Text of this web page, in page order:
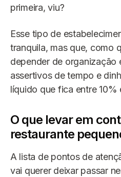
primeira, viu?
Esse tipo de
tranquila, mas que, como
depender de organização
assertivos de tempo e
líquido que fica entre
O que levar em
restaurante
A lista de pontos de
vai querer deixar passar